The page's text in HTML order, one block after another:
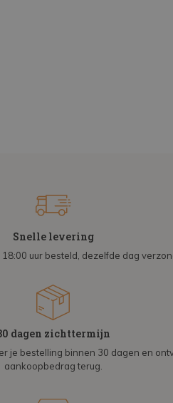
Snelle levering
uur besteld, dezelfde dag
dagen zichttermijn
je bestelling binnen 30 dagen en
aankoopbedrag terug.